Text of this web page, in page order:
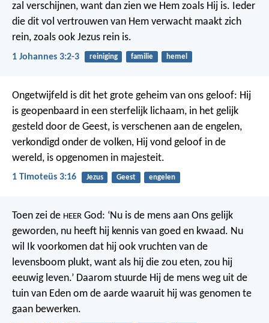
zal verschijnen, want dan zien we Hem zoals Hij is. Ieder
die dit vol vertrouwen van Hem verwacht maakt zich
rein, zoals ook Jezus rein is.
1 Johannes 3:2-3 reiniging familie hemel
Ongetwijfeld is dit het grote geheim van ons geloof: Hij
is geopenbaard in een sterfelijk lichaam, in het gelijk
gesteld door de Geest, is verschenen aan de engelen,
verkondigd onder de volken, Hij vond geloof in de
wereld, is opgenomen in majesteit.
1 Timoteüs 3:16 Jezus Geest engelen
Toen zei de HEER God: ‘Nu is de mens aan Ons gelijk
geworden, nu heeft hij kennis van goed en kwaad. Nu
wil Ik voorkomen dat hij ook vruchten van de
levensboom plukt, want als hij die zou eten, zou hij
eeuwig leven.’ Daarom stuurde Hij de mens weg uit de
tuin van Eden om de aarde waaruit hij was genomen te
gaan bewerken.